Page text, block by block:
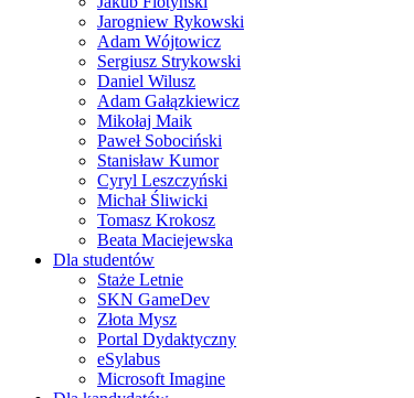
Jarogniew Rykowski
Adam Wójtowicz
Sergiusz Strykowski
Daniel Wilusz
Adam Gałązkiewicz
Mikołaj Maik
Paweł Sobociński
Stanisław Kumor
Cyryl Leszczyński
Michał Śliwicki
Tomasz Krokosz
Beata Maciejewska
Dla studentów
Staże Letnie
SKN GameDev
Złota Mysz
Portal Dydaktyczny
eSylabus
Microsoft Imagine